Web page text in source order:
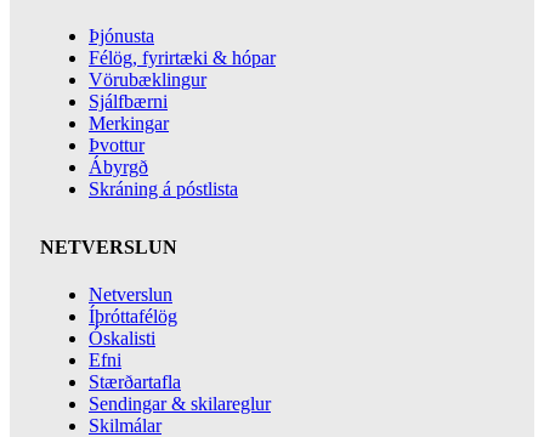
Þjónusta
Félög, fyrirtæki & hópar
Vörubæklingur
Sjálfbærni
Merkingar
Þvottur
Ábyrgð
Skráning á póstlista
NETVERSLUN
Netverslun
Íþróttafélög
Óskalisti
Efni
Stærðartafla
Sendingar & skilareglur
Skilmálar